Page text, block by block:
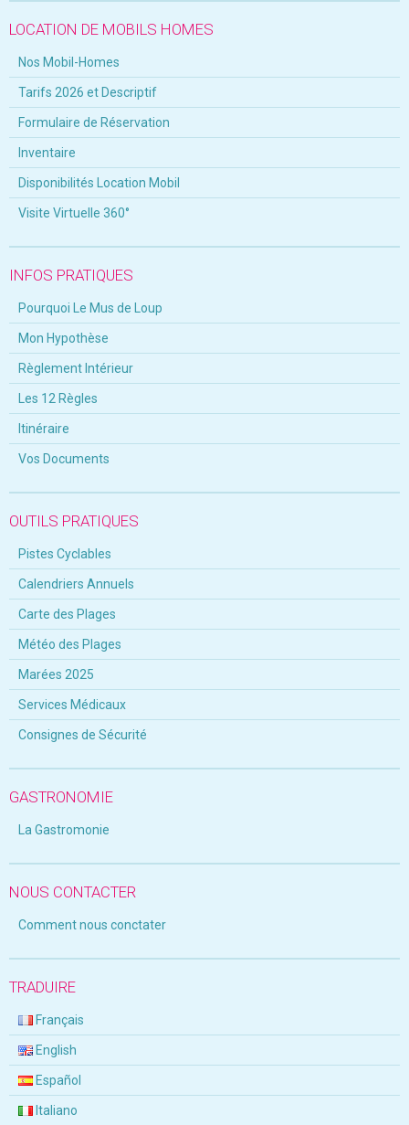
LOCATION DE MOBILS HOMES
Nos Mobil-Homes
Tarifs 2026 et Descriptif
Formulaire de Réservation
Inventaire
Disponibilités Location Mobil
Visite Virtuelle 360°
INFOS PRATIQUES
Pourquoi Le Mus de Loup
Mon Hypothèse
Règlement Intérieur
Les 12 Règles
Itinéraire
Vos Documents
OUTILS PRATIQUES
Pistes Cyclables
Calendriers Annuels
Carte des Plages
Météo des Plages
Marées 2025
Services Médicaux
Consignes de Sécurité
GASTRONOMIE
La Gastromonie
NOUS CONTACTER
Comment nous conctater
TRADUIRE
Français
English
Español
Italiano